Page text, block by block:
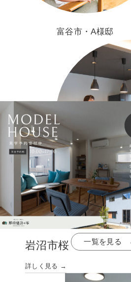
富谷市・A様邸
仙台市
一覧を見る
岩沼市桜
詳しく見る →